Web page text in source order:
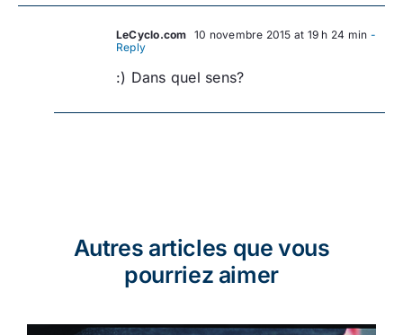
LeCyclo.com 10 novembre 2015 at 19 h 24 min -
Reply
:) Dans quel sens?
Autres articles que vous
pourriez aimer